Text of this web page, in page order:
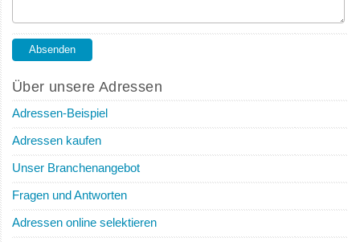
Über unsere Adressen
Adressen-Beispiel
Adressen kaufen
Unser Branchenangebot
Fragen und Antworten
Adressen online selektieren